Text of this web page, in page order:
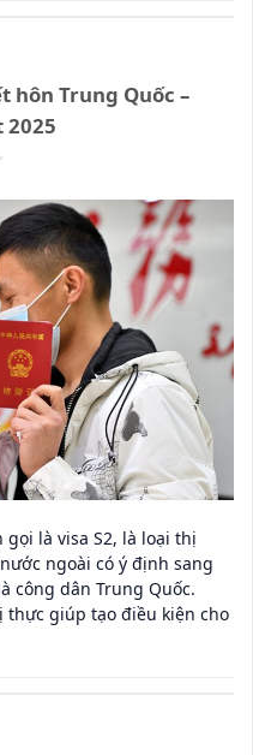
hôn Trung Quốc –
2025
gọi là visa S2, là loại thị
ngoài có ý định sang
công dân Trung Quốc.
thực giúp tạo điều kiện cho